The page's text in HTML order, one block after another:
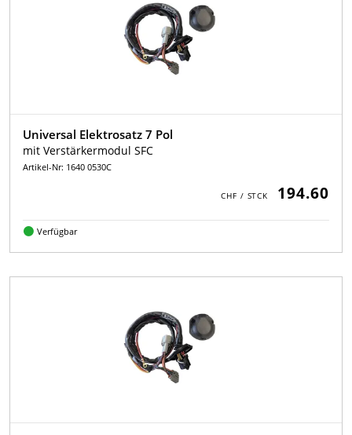
Universal Elektrosatz 7 Pol
mit Verstärkermodul SFC
Artikel-Nr: 1640 0530C
194.60
Verfügbar